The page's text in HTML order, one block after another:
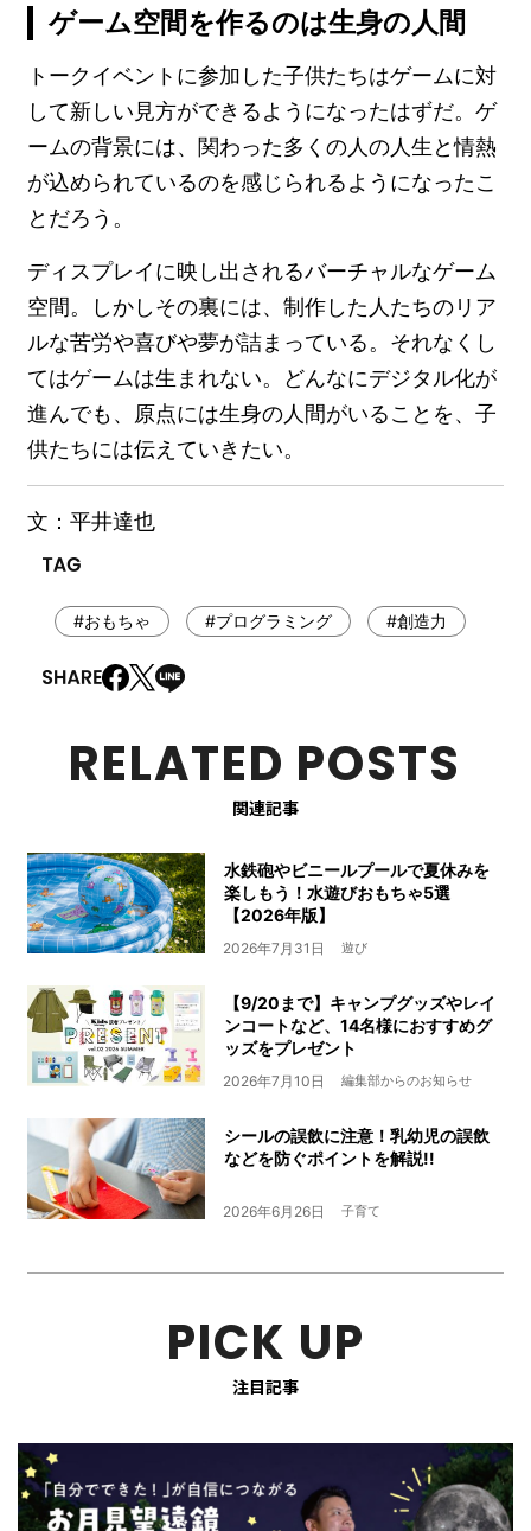
ゲーム空間を作るのは生身の人間
トークイベントに参加した子供たちはゲームに対
して新しい見方ができるようになったはずだ。ゲ
ームの背景には、関わった多くの人の人生と情熱
が込められているのを感じられるようになったこ
とだろう。
ディスプレイに映し出されるバーチャルなゲーム
空間。しかしその裏には、制作した人たちのリア
ルな苦労や喜びや夢が詰まっている。それなくし
てはゲームは生まれない。どんなにデジタル化が
進んでも、原点には生身の人間がいることを、子
供たちには伝えていきたい。
文：平井達也
#おもちゃ #プログラミング #創造力
RELATED POSTS
関連記事
水鉄砲やビニールプールで夏休みを
楽しもう！水遊びおもちゃ5選
【2026年版】
2026年7月31日 遊び
【9/20まで】キャンプグッズやレイ
ンコートなど、14名様におすすめグ
ッズをプレゼント
2026年7月10日 編集部からのお知らせ
シールの誤飲に注意！乳幼児の誤飲
などを防ぐポイントを解説!!
2026年6月26日 子育て
PICK UP
注目記事